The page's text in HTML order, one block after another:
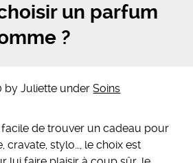
un parfum
?
byJuliette underSoins
facile de trouver un cadeau pour
cravate, stylo…, le choix est